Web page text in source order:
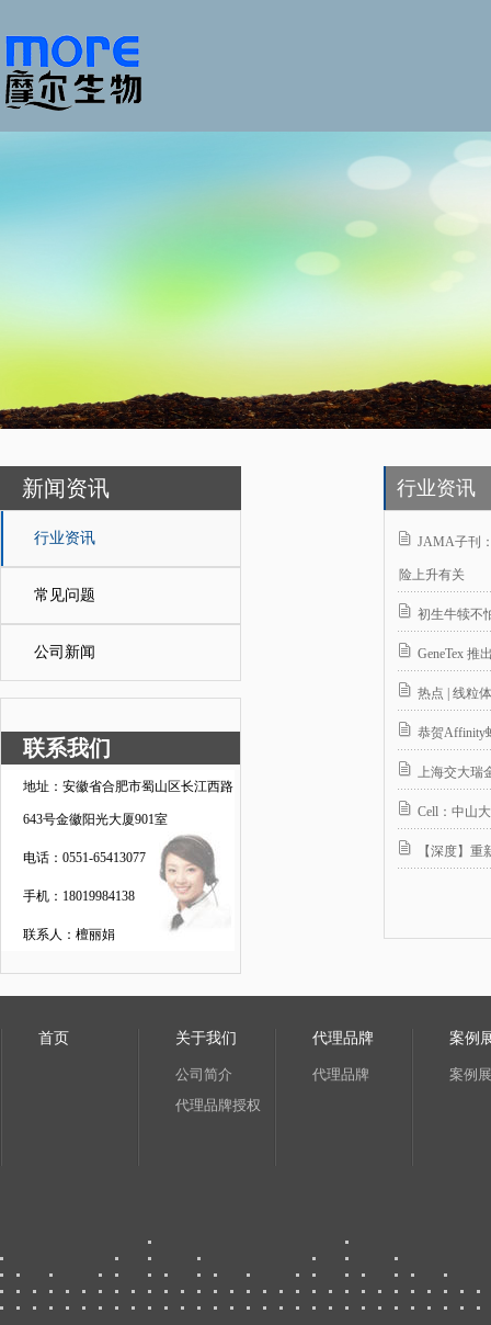
新闻资讯
行业资讯
常见问题
公司新闻
联系我们
地址：安徽省合肥市蜀山区长江西路
643号金徽阳光大厦901室
电话：0551-65413077
手机：18019984138
联系人：檀丽娟
行业资讯
JAMA子刊
险上升有关
初生牛犊不
GeneTex 推
热点 | 线粒
恭贺Affinity
上海交大瑞
Cell：中山
【深度】
首页 关于我们
公司简介
代理品牌授权
代理品牌
代理品牌
案例
案例